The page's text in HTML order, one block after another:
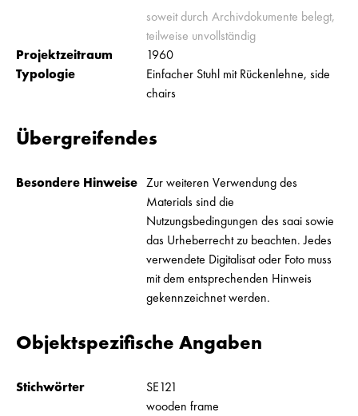
soweit durch Archivdokumente belegt,
teilweise unvollständig
Projektzeitraum
1960
Typologie
Einfacher Stuhl mit Rückenlehne, side
chairs
Übergreifendes
Besondere Hinweise Zur weiteren Verwendung des
Materials sind die
Nutzungsbedingungen des saai sowie
das Urheberrecht zu beachten. Jedes
verwendete Digitalisat oder Foto muss
mit dem entsprechenden Hinweis
gekennzeichnet werden.
Objektspezifische Angaben
Stichwörter
SE121
wooden frame